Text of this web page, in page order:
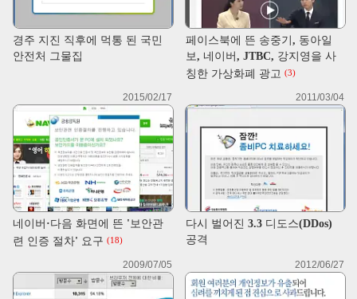
경주 지진 직후에 먹통 된 국민
안전처 그물집
페이스북에 뜬 송중기, 동아일
보, 네이버, JTBC, 강지영을 사
칭한 가상화폐 광고 (3)
2015/02/17
네이버·다음 화면에 뜬 '보안관
련 인증 절차' 요구(18)
2011/03/04
다시 벌어진 3.3 디도스(DDos)
공격
2009/07/05 2012/06/27